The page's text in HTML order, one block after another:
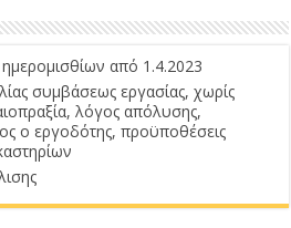
από 1.4.2023
συμβάσεως εργασίας, χωρίς
λόγος απόλυσης,
ο εργοδότης, προϋποθέσεις